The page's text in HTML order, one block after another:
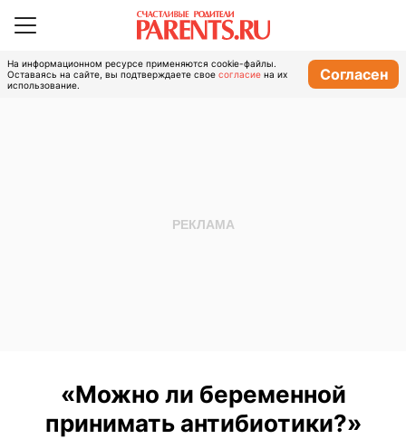
На информационном ресурсе применяются cookie-файлы.
Оставаясь на сайте, вы подтверждаете свое согласие на их
использование.
Согласен
«Можно ли беременной
принимать антибиотики?»